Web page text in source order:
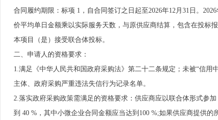
合同履约期限：标项 1，自合同签订之日起至2026年12月31日。
价平均单日金额乘以实际服务天数，与原供应商结算，包含在投标
本项目（是）接受联合体投标。
二、申请人的资格要求：
1.满足《中华人民共和国政府采购法》第二十二条规定；未被“信
主体、政府采购严重违法失信行为记录名单。
2.落实政府采购政策需满足的资格要求：供应商应以联合体形式参
到 40 %，其中小微企业合同金额应当达到100 %;如果供应商提供